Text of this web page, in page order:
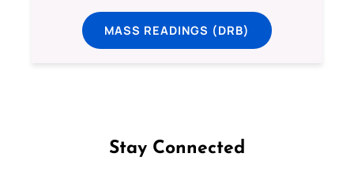
MASS READINGS (DRB)
Stay Connected